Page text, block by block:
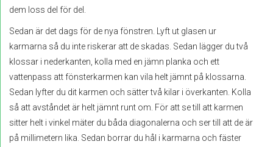
dem loss del för del.
Sedan är det dags för de nya fönstren. Lyft ut glasen ur
karmarna så du inte riskerar att de skadas. Sedan lägger du två
klossar i nederkanten, kolla med en jämn planka och ett
vattenpass att fönsterkarmen kan vila helt jämnt på klossarna.
Sedan lyfter du dit karmen och sätter två kilar i överkanten. Kolla
så att avståndet är helt jämnt runt om. För att se till att karmen
sitter helt i vinkel mäter du båda diagonalerna och ser till att de är
på millimetern lika. Sedan borrar du hål i karmarna och fäster